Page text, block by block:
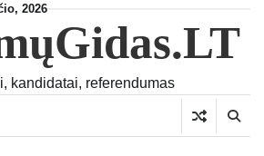
2026
kandidatai, referendumas